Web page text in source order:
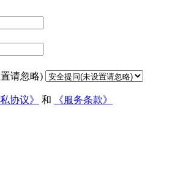
请忽略)
协议》 和 《服务条款》